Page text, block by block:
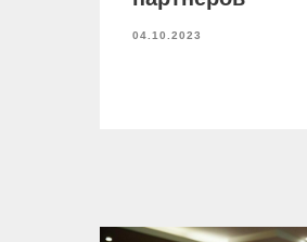
04.10.2023